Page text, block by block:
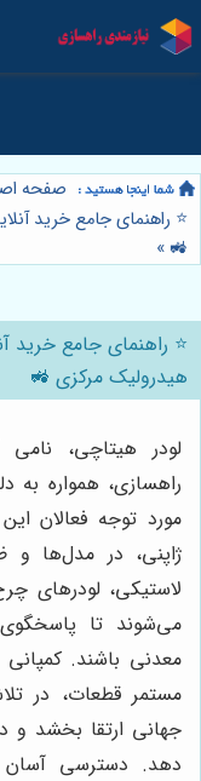
صفحه
⭐️ راهنمای جامع خرید
🚜
»
⭐️ راهنمای جامع خرید
هیدرولیک مرکزی 🚜
لودر هیتاچی،
راهسازی، همواره به
مورد توجه فعالان
ژاپنی، در مدل‌ها و
لاستیکی، لودرهای
می‌شوند تا پاسخگوی
معدنی باشند.
مستمر قطعات، در
جهانی ارتقا بخشد و
دهد. دسترسی آسان